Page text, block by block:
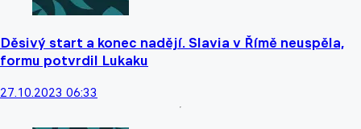
Děsivý start a konec nadějí. Slavia v Římě neuspěla,
formu potvrdil Lukaku
27.10.2023 06:33